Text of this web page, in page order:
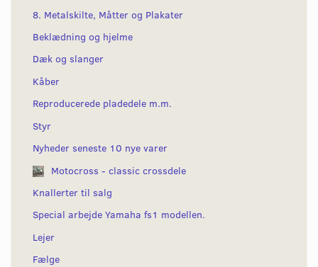
8. Metalskilte, Måtter og Plakater
Beklædning og hjelme
Dæk og slanger
Kåber
Reproducerede pladedele m.m.
Styr
Nyheder seneste 10 nye varer
Motocross - classic crossdele
Knallerter til salg
Special arbejde Yamaha fs1 modellen.
Lejer
Fælge